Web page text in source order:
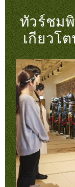
ทัวร์ชม
เกียวโ